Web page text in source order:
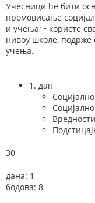
Учесници ће бити
промовисање
и учења; • користе
нивоу школе, подрже
учења.
1. дан
30
дана: 1
бодова: 8